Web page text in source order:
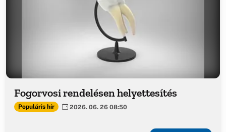
Fogorvosi rendelésen helyettesítés
Populáris hír 2026. 06. 26 08:50